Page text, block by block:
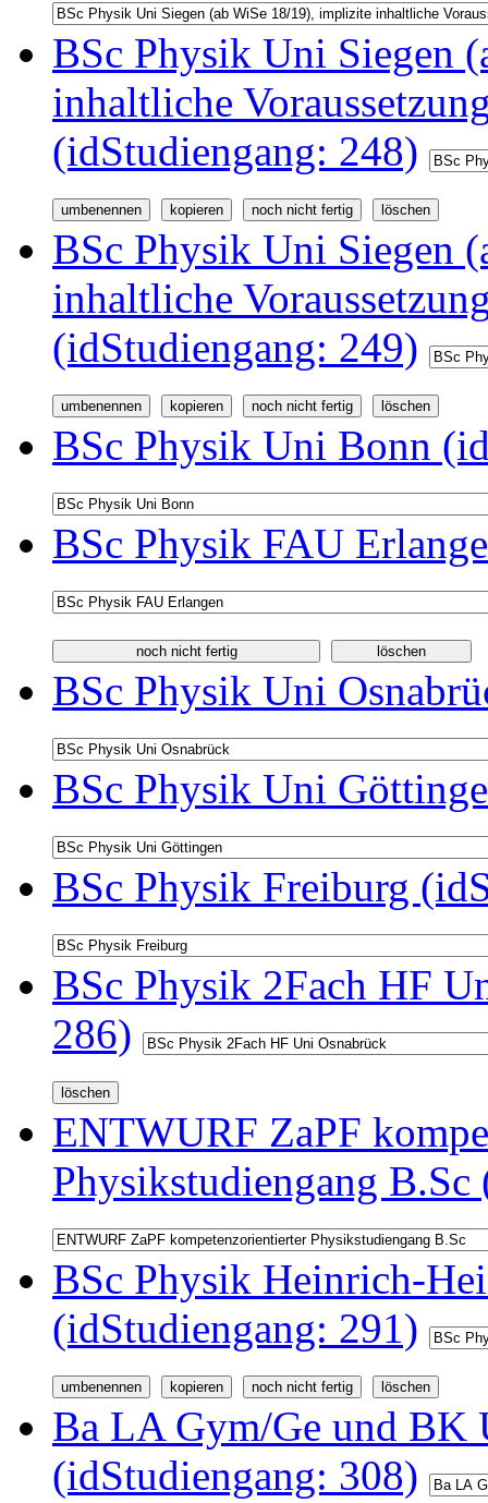
BSc Physik Uni Siegen
inhaltliche
(idStudiengang: 248)
BSc Physik Uni Siegen
inhaltliche
(idStudiengang: 249)
BSc Physik Uni Bonn
BSc Physik FAU
BSc Physik Uni
BSc Physik Uni
BSc Physik Freiburg
BSc Physik 2Fach HF
286)
ENTWURF ZaPF
Physikstudiengang
BSc Physik Heinrich-
(idStudiengang: 291)
Ba LA Gym/Ge und BK
(idStudiengang: 308)